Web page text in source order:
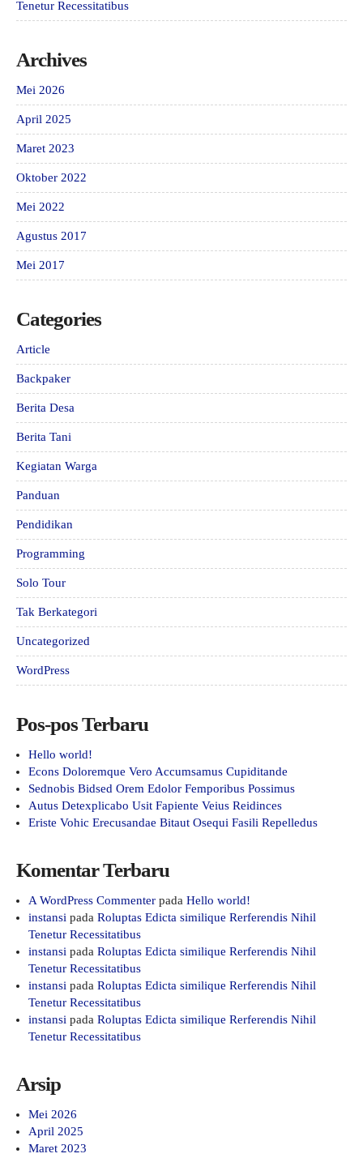
Tenetur Recessitatibus
Archives
Mei 2026
April 2025
Maret 2023
Oktober 2022
Mei 2022
Agustus 2017
Mei 2017
Categories
Article
Backpaker
Berita Desa
Berita Tani
Kegiatan Warga
Panduan
Pendidikan
Programming
Solo Tour
Tak Berkategori
Uncategorized
WordPress
Pos-pos Terbaru
Hello world!
Econs Doloremque Vero Accumsamus Cupiditande
Sednobis Bidsed Orem Edolor Femporibus Possimus
Autus Detexplicabo Usit Fapiente Veius Reidinces
Eriste Vohic Erecusandae Bitaut Osequi Fasili Repelledus
Komentar Terbaru
A WordPress Commenter pada Hello world!
instansi pada Roluptas Edicta similique Rerferendis Nihil
Tenetur Recessitatibus
instansi pada Roluptas Edicta similique Rerferendis Nihil
Tenetur Recessitatibus
instansi pada Roluptas Edicta similique Rerferendis Nihil
Tenetur Recessitatibus
instansi pada Roluptas Edicta similique Rerferendis Nihil
Tenetur Recessitatibus
Arsip
Mei 2026
April 2025
Maret 2023